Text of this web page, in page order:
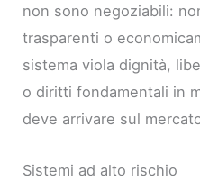
non sono negoziabili:
trasparenti o
sistema viola dignità,
o diritti fondamentali in
deve arrivare sul
Sistemi ad alto rischio